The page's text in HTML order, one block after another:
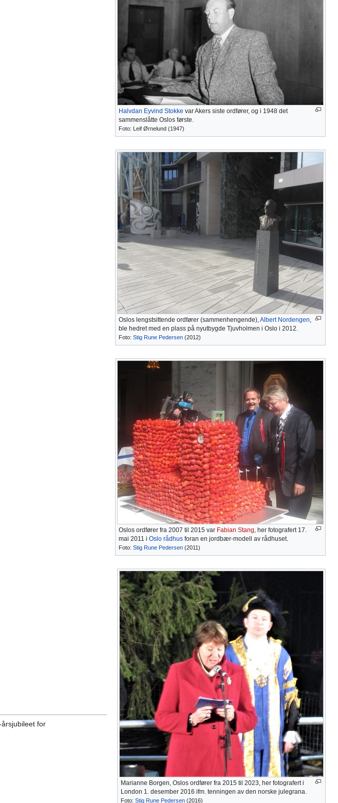
Halvdan Eyvind Stokke var Akers siste ordfører, og i 1948 det
sammenslåtte Oslos første.
Foto: Leif Ørnelund (1947)
Oslos lengstsittende ordfører (sammenhengende),Albert Nordengen,
ble hedret med en plass på nyutbygde Tjuvholmen i Oslo i 2012.
Foto: Stig Rune Pedersen (2012)
Oslos ordfører fra 2007 til 2015 var Fabian Stang, her fotografert 17.
mai 2011 i Oslo rådhus foran en jordbær-modell av rådhuset.
Foto: Stig Rune Pedersen (2011)
Marianne Borgen, Oslos ordfører fra 2015 til 2023, her fotografert i
London 1. desember 2016 ifm. tenningen av den norske julegrana.
Foto: Stig Rune Pedersen (2016)
for